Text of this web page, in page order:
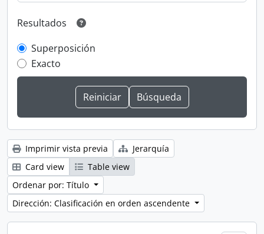
Resultados
Superposición
Exacto
Imprimir vista previa
Jerarquía
Card view
Table view
Ordenar por: Título
Dirección: Clasificación en orden ascendente